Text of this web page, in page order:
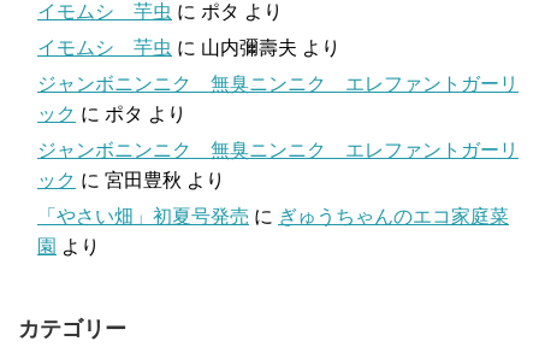
イモムシ 芋虫 に ポタ より
イモムシ 芋虫 に 山内彌壽夫 より
ジャンボニンニク 無臭ニンニク エレファントガーリ
ック に ポタ より
ジャンボニンニク 無臭ニンニク エレファントガーリ
ック に 宮田豊秋 より
「やさい畑」初夏号発売 に ぎゅうちゃんのエコ家庭菜
園 より
カテゴリー